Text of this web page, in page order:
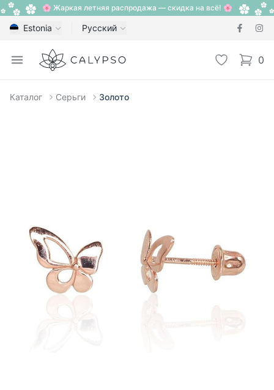
🌸 Жаркая летняя распродажа — скидка на всё! 🌸
Estonia Русский
Open menu
Calypso Избранное
0
items
Каталог Серьги Золото